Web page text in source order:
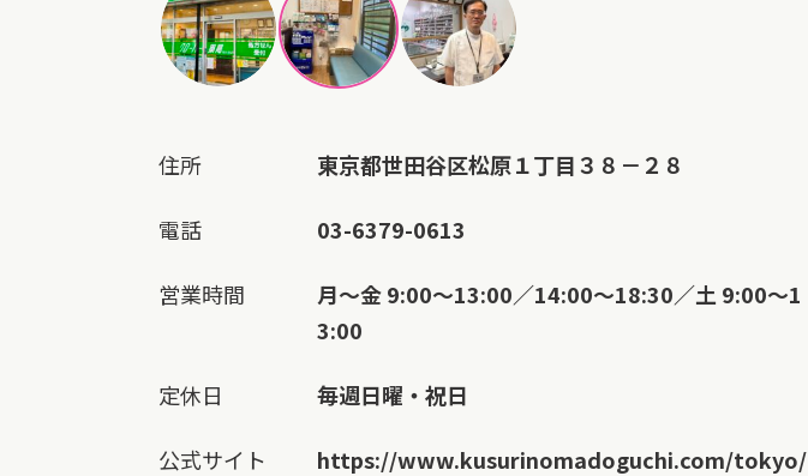
住所 東京都世田谷区松原１丁目３８－２８
電話 03-6379-0613
営業時間
月～金 9:00～13:00／14:00～18:30／土 9:00～1
3:00
定休日 毎週日曜・祝日
公式サイト
https://www.kusurinomadoguchi.com/tokyo/